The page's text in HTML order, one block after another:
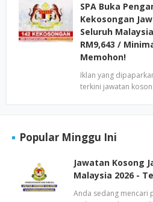
SPA Buka
Kekosongan
Seluruh Malaysia
RM9,643 /
Memohon!
Iklan yang
terkini jawatan
Popular Minggu Ini
Jawatan Kosong
Malaysia 2026 -
Anda sedang mencari